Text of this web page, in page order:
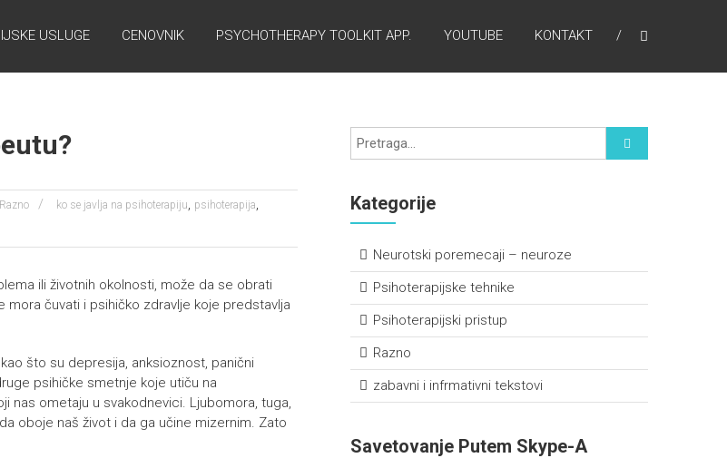
USLUGE CENOVNIK PSYCHOTHERAPY TOOLKIT APP. YOUTUBE KONTAKT
Razno ko se javlja na psihoterapiju, psihoterapija,
ili životnih okolnosti, može da se obrati
čuvati i psihičko zdravlje koje predstavlja
što su depresija, anksioznost, panični
psihičke smetnje koje utiču na
nas ometaju u svakodnevici. Ljubomora, tuga,
oboje naš život i da ga učine mizernim. Zato
Kategorije
Neurotski poremecaji – neuroze
Psihoterapijske tehnike
Psihoterapijski pristup
Razno
zabavni i infrmativni tekstovi
Savetovanje Putem Skype-A